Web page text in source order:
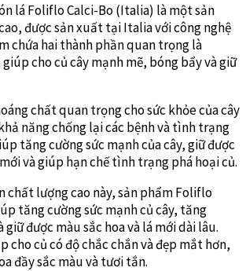
lá Foliflo Calci-Bo (Italia) là một sản
được sản xuất tại Italia với công nghệ
chứa hai thành phần quan trọng là
cho củ cây mạnh mẽ, bóng bẩy và giữ
chất quan trọng cho sức khỏe của cây
năng chống lại các bệnh và tình trạng
tăng cường sức mạnh của cây, giữ được
và giúp hạn chế tình trạng phá hoại củ.
chất lượng cao này, sản phẩm Foliflo
tăng cường sức mạnh củ cây, tăng
giữ được màu sắc hoa và lá mới dài lâu.
cho củ có độ chắc chắn và đẹp mắt hơn,
đầy sắc màu và tươi tắn.